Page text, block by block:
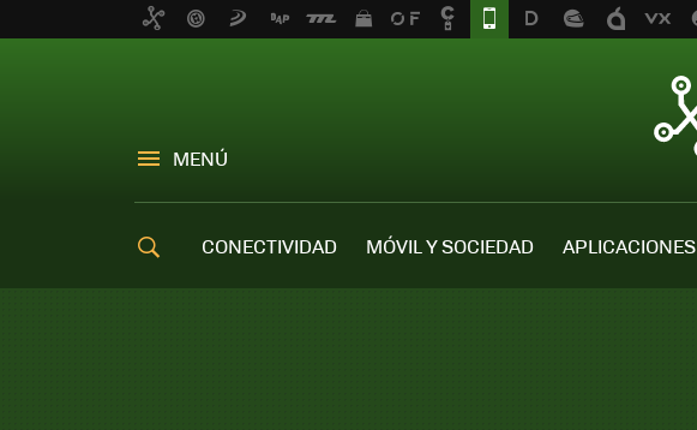
MENÚ
CONECTIVIDAD MÓVIL Y SOCIEDAD APLICACIONES